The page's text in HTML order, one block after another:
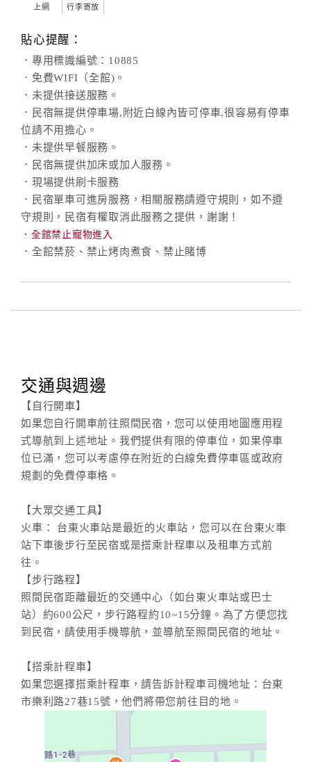
上網 行李寄放
貼心提醒：
．專用標識編號：10885
．免費WIFI（全館)。
．未提供接送服務。
．民宿無提供停車場,附近白線內皆可停車,很容易有停車
位請不用擔心。
．未提供早餐服務。
．民宿無提供加床或加人服務。
．現場提供刷卡服務
．民宿單車可進房服務，相關服務請遵守規則，如不遵
守規則，民宿有權取消此服務之提供，謝謝！
．全館禁止寵物進入
．全館禁菸、禁止烤肉煮食、禁止賭博
交通與週邊
【自行開車】
如果您自行開車前往照間民宿，您可以使用地圖應用程
式導航到上述地址。我們提供有限的停車位，如果停車
位已滿，您可以考慮停在附近的白線免費停車區或政府
規劃的免費停車格。
【大眾交通工具】
火車： 台東火車站是最近的火車站，您可以在台東火車
站下車後步行至民宿或是搭乘計程車以及租車方式前
往。
【步行路程】
照間民宿距離最近的交通中心（如台東火車站或巴士
站）約600公尺，步行路程約10~15分鐘。為了方便您找
到民宿，請使用手機導航，並導航至照間民宿的地址。
【搭乘計程車】
如果您選擇搭乘計程車，請告訴計程車司機地址：台東
市樂利路27巷15號，他們將帶您前往目的地。